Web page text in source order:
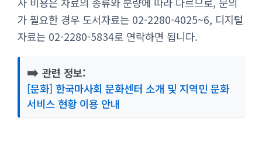
가 필요한 경우 도서자료는 02-2280-4025~6, 디지털
자료는 02-2280-5834로 연락하면 됩니다.
➡️ 관련 정보:
[문화] 한국마사회 문화센터 소개 및 지역민 문화
서비스 현황 이용 안내